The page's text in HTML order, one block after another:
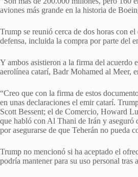
aviones más grande en la historia de
Trump se reunió cerca de dos horas con
defensa, incluida la compra por parte del
Y ambos asistieron a la firma del acuerdo
aerolínea catarí, Badr Mohamed al Meer,
“Creo que con la firma de estos
en unas declaraciones el emir catarí.
Scott Bessent; el de Comercio, Howard
que habló con Al Thani de Irán y aseguró
por asegurarse de que Teherán no pueda
Trump no mencionó si ha aceptado el
podría mantener para su uso personal